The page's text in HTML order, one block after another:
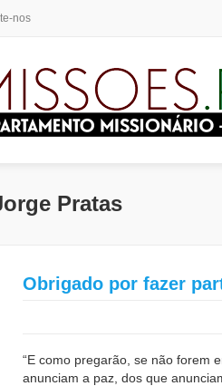
nos
Pratas
Obrigado por fazer
“E como pregarão, se não forem
anunciam a paz, dos que